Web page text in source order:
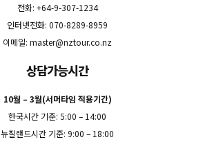
전화: +64-9-307-1234
인터넷전화: 070-8289-8959
이메일: master@nztour.co.nz
상담가능시간
10월 – 3월(서머타임 적용기간)
한국시간 기준: 5:00 – 14:00
뉴질랜드시간 기준: 9:00 – 18:00